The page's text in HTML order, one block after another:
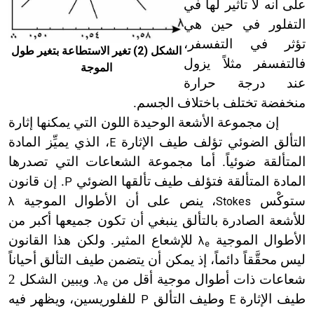
الشكل (2) تغير الاستطاعة بتغير طول
الموجة
على أنه لا تأثير لها في
التفلور في حين هي
تؤثر في التفسفر،
فالتفسفر مثلاً يزول
عند درجة حرارة
منخفضة تختلف باختلاف الجسم.
إن مجموعة الأشعة الوحيدة اللون التي يمكنها إثارة
التألق الضوئي تؤلف طيف الإثارة E ، الذي يميِّز المادة
المتألقة ضوئياً. أما مجموعة الشعاعات التي تصدرها
المادة المتألقة فتؤلف طيف تألقها الضوئي P . إن قانون
ستوكْس
Stokes، ينص على أن الأطوال الموجية λ
للأشعة الصادرة بالتألق ينبغي أن تكون جميعها أكبر من
الأطوال الموجية
λe
للإشعاع المثير. ولكن هذا القانون
ليس محقَّقاً دائماً، إذ يمكن أن يتضمن طيف التألق أحياناً
شعاعات ذات أطوال موجية أقل من
λe
. ويبين الشكل 2
طيف الإثارةE وطيف التألق P
للفلوريسين، ويظهر فيه